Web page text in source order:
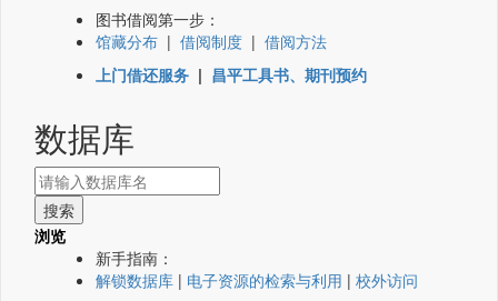
图书借阅第一步：
馆藏分布 | 借阅制度 | 借阅方法
上门借还服务 | 昌平工具书、期刊预约
数据库
浏览
新手指南：
解锁数据库 | 电子资源的检索与利用 | 校外访问